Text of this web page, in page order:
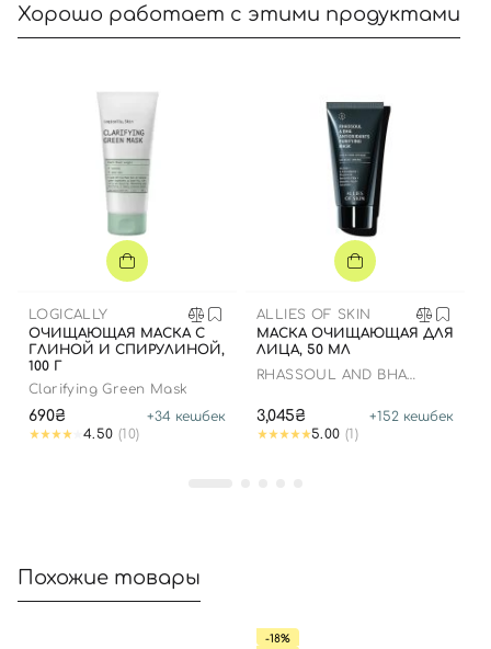
Хорошо работает с этими продуктами
LOGICALLY
ОЧИЩАЮЩАЯ МАСКА С
ГЛИНОЙ И СПИРУЛИНОЙ,
100 Г
Clarifying Green Mask
690₴ +34 кешбек
4.50 (10)
ALLIES OF SKIN
МАСКА ОЧИЩАЮЩАЯ ДЛЯ
ЛИЦА, 50 МЛ
RHASSOUL AND BHA
MASK
3,045₴ +152 кешбек
5.00 (1)
Похожие товары
-18%
Регистрация
Номер телефона